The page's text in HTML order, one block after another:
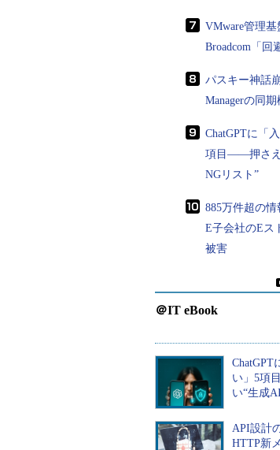
セキュリテ
次回の掲載を
新しい連載
8
な
6
な
チェックし
VMware管理
Broadcom「回
パスキー神話
Managerの同
ChatGPTに「
項目――押さえ
NGリスト”
885万件超の
E子会社のEス
被害
＠IT eBook
ChatGPT
い」5項
い“生成
API設計
HTTP新